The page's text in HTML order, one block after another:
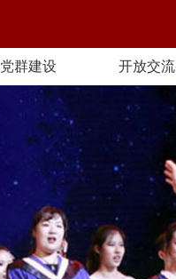
党群建设 开放交流